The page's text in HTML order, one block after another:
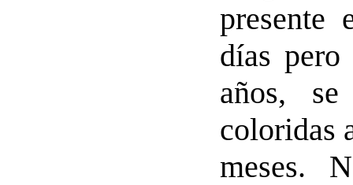
presente
días pero
años,
coloridas
meses.